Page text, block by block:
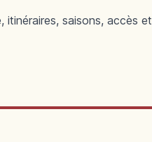
itinéraires, saisons, accès et